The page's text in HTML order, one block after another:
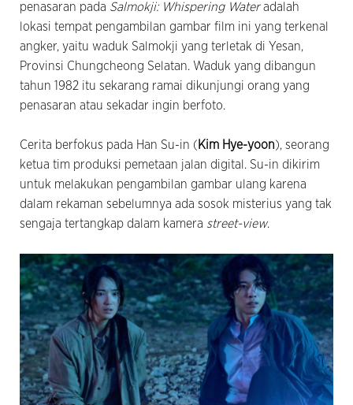
penasaran pada Salmokji: Whispering Wateradalah
lokasi tempat pengambilan gambar film ini yang terkenal
angker, yaitu waduk Salmokji yang terletak di Yesan,
Provinsi Chungcheong Selatan. Waduk yang dibangun
tahun 1982 itu sekarang ramai dikunjungi orang yang
penasaran atau sekadar ingin berfoto.
Cerita berfokus pada Han Su-in (Kim Hye-yoon), seorang
ketua tim produksi pemetaan jalan digital. Su-in dikirim
untuk melakukan pengambilan gambar ulang karena
dalam rekaman sebelumnya ada sosok misterius yang tak
sengaja tertangkap dalam kamera street-view.